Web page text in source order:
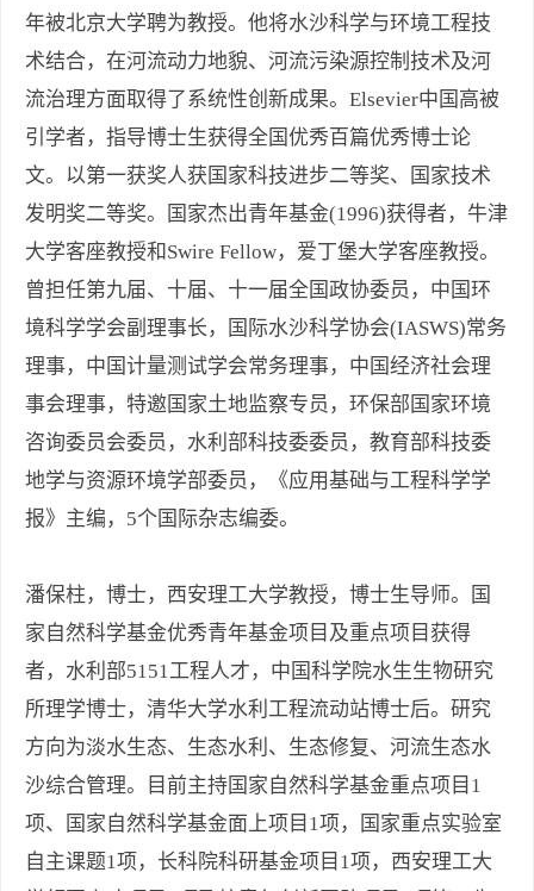
年被北京大学聘为教授。他将水沙科学与环境工程技
术结合，在河流动力地貌、河流污染源控制技术及河
流治理方面取得了系统性创新成果。Elsevier中国高被
引学者，指导博士生获得全国优秀百篇优秀博士论
文。以第一获奖人获国家科技进步二等奖、国家技术
发明奖二等奖。国家杰出青年基金(1996)获得者，牛津
大学客座教授和Swire Fellow，爱丁堡大学客座教授。
曾担任第九届、十届、十一届全国政协委员，中国环
境科学学会副理事长，国际水沙科学协会(IASWS)常务
理事，中国计量测试学会常务理事，中国经济社会理
事会理事，特邀国家土地监察专员，环保部国家环境
咨询委员会委员，水利部科技委委员，教育部科技委
地学与资源环境学部委员，《应用基础与工程科学学
报》主编，5个国际杂志编委。
潘保柱，博士，西安理工大学教授，博士生导师。国
家自然科学基金优秀青年基金项目及重点项目获得
者，水利部5151工程人才，中国科学院水生生物研究
所理学博士，清华大学水利工程流动站博士后。研究
方向为淡水生态、生态水利、生态修复、河流生态水
沙综合管理。目前主持国家自然科学基金重点项目1
项、国家自然科学基金面上项目1项，国家重点实验室
自主课题1项，长科院科研基金项目1项，西安理工大